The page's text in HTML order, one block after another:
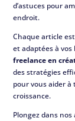
d’astuces pour
endroit.
Chaque article
et adaptées à
freelance en
des stratégies
pour vous aider à
croissance.
Plongez dans